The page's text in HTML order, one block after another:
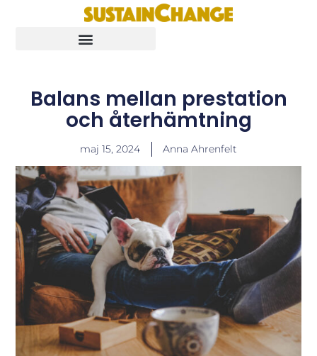
Balans mellan prestation
och återhämtning
maj 15, 2024 Anna Ahrenfelt